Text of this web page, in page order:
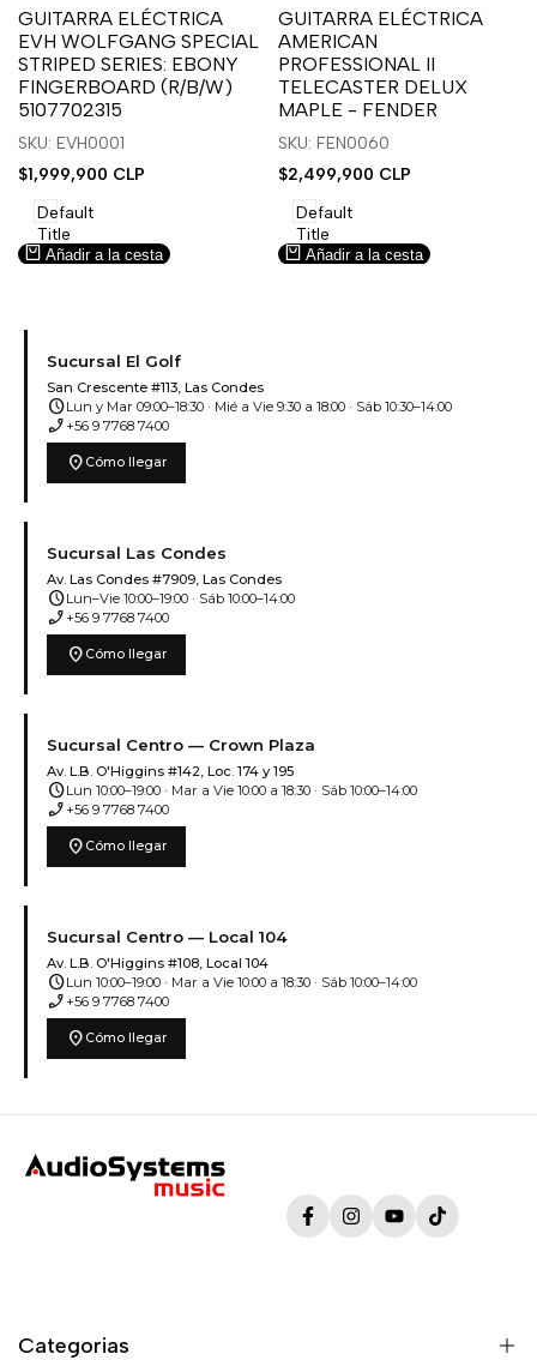
para
usar
la
lista
deseos.
para
usar
Compare
GUITARRA ELÉCTRICA
EVH WOLFGANG SPECIAL
STRIPED SERIES: EBONY
FINGERBOARD (R/B/W)
5107702315
SKU: EVH0001
Precio
venta
$1,999,900 CLP
Default
Title
Añadir a la cesta
para
usar
la
lista
deseos.
para
usar
Compare
GUITARRA ELÉCTRICA
AMERICAN
PROFESSIONAL II
TELECASTER DELUX
MAPLE - FENDER
SKU: FEN0060
Precio
venta
$2,499,900 CLP
Default
Title
Añadir a la cesta
Sucursal El Golf
San Crescente #113, Las Condes
scheduleLun y Mar 09:00–18:30 · Mié a Vie 9:30 a 18:00 · Sáb 10:30–14:00
phone_enabled +56 9 7768 7400
location_on Cómo llegar
Sucursal Las Condes
Av. Las Condes #7909, Las Condes
scheduleLun–Vie 10:00–19:00 · Sáb 10:00–14:00
phone_enabled +56 9 7768 7400
location_on Cómo llegar
Sucursal Centro — Crown Plaza
Av. L.B. O'Higgins #142, Loc. 174 y 195
scheduleLun 10:00–19:00 · Mar a Vie 10:00 a 18:30 · Sáb 10:00–14:00
phone_enabled +56 9 7768 7400
location_on Cómo llegar
Sucursal Centro — Local 104
Av. L.B. O'Higgins #108, Local 104
scheduleLun 10:00–19:00 · Mar a Vie 10:00 a 18:30 · Sáb 10:00–14:00
phone_enabled +56 9 7768 7400
location_on Cómo llegar
FacebookInstagramYouTubeTikTok
Categorias